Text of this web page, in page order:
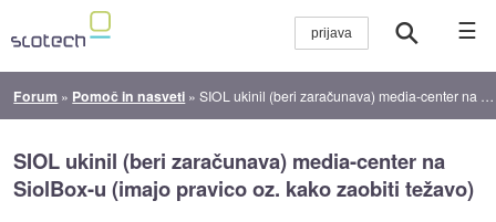
☰
Forum » Pomoč in nasveti »SIOL ukinil (beri zaračunava) media-center na SiolBox-u (imajo pravico oz. kako zaobiti težavo)
SIOL ukinil (beri zaračunava) media-center na
SiolBox-u (imajo pravico oz. kako zaobiti težavo)